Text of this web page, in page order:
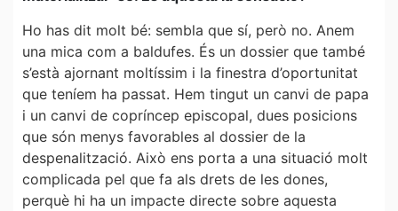
Ho has dit molt bé: sembla que sí, però no. Anem
una mica com a baldufes. És un dossier que també
s’està ajornant moltíssim i la finestra d’oportunitat
que teníem ha passat. Hem tingut un canvi de papa
i un canvi de copríncep episcopal, dues posicions
que són menys favorables al dossier de la
despenalització. Això ens porta a una situació molt
complicada pel que fa als drets de les dones,
perquè hi ha un impacte directe sobre aquesta